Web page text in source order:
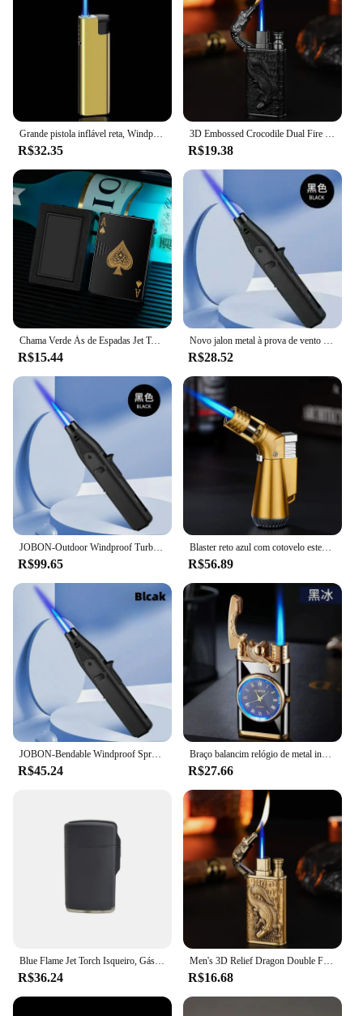
Grande pistola inflável reta, Windproof isqueiro, pistola de soldagem, ajudante de cozinha ao ar livre, presente de alta qualidade, novo
R$32.35
3D Embossed Crocodile Dual Fire Isqueiro, Windproof Metal Jet Fire Isqueiro, Chama Aberta, Gás Conversível Isqueiro, Smoking Men Gift
R$19.38
Chama Verde Ás de Espadas Jet Torch Isqueiro, Isqueiro butano recarregável, Isqueiro legal à prova de vento, Poker Design Presente, Novo
R$15.44
Novo jalon metal à prova de vento alta turbina fogo isqueiro gás portátil ao ar livre churrasco acampamento cozinha arma fogo presente dos homens
R$28.52
JOBON-Outdoor Windproof Turbo Torch Fire Spray Gun, Grande Metal Chama Azul, Gás Butano Isqueiro, Churrasco de Cozinha High End Presentes
R$99.65
Blaster reto azul com cotovelo estendido, pequena pistola de pulverização, pistola de soldagem à prova de vento, acessórios para charuto, pequenas ferramentas masculinas, azul
R$56.89
JOBON-Bendable Windproof Spray Gun, Acampamento ao ar livre, Churrasco Soldagem, Chama de Alta Temperatura, Turbo Jet, Isqueiro a Gás, Criativo, 360 ° Uso
R$45.24
Braço balancim relógio de metal incomum gás isqueiros jet butano tocha isqueiro à prova de vento cigarro charuto isqueiro gadgets para homem wlth caixa
R$27.66
Blue Flame Jet Torch Isqueiro, Gás Butano Isqueiro, À Prova de Vento, Recarregáveis, Charuto, Cigarro, Pistola de pulverização ajustável
R$36.24
Men's 3D Relief Dragon Double Fire Isqueiro, Open Fire Conversão, Metal Windproof Jet, Crocodilo, Fumar Isqueiro a Gás, Presente, 2024
R$16.68